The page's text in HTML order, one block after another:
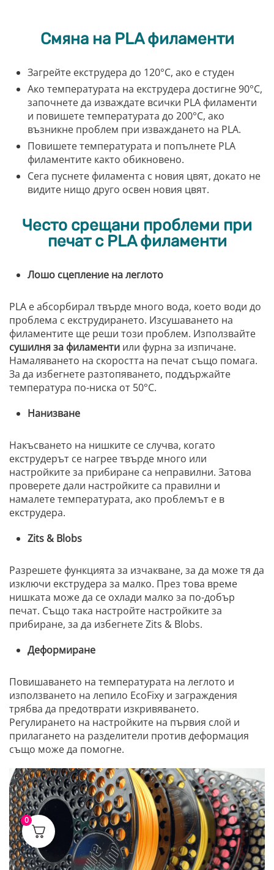
Смяна на PLA филаменти
Загрейте екструдера до 120°C, ако е студен
Ако температурата на екструдера достигне 90°C,
започнете да изваждате всички PLA филаменти
и повишете температурата до 200°C, ако
възникне проблем при изваждането на PLA.
Повишете температурата и попълнете PLA
филаментите както обикновено.
Сега пуснете филамента с новия цвят, докато не
видите нищо друго освен новия цвят.
Често срещани проблеми при
печат с PLA филаменти
Лошо сцепление на леглото
PLA е абсорбирал твърде много вода, което води до
проблема с екструдирането. Изсушаването на
филаментите ще реши този проблем. Използвайте
сушилня за филаменти или фурна за изпичане.
Намаляването на скоростта на печат също помага.
За да избегнете разтопяването, поддържайте
температура по-ниска от 50°C.
Нанизване
Накъсването на нишките се случва, когато
екструдерът се нагрее твърде много или
настройките за прибиране са неправилни. Затова
проверете дали настройките са правилни и
намалете температурата, ако проблемът е в
екструдера.
Zits & Blobs
Разрешете функцията за изчакване, за да може тя да
изключи екструдера за малко. През това време
нишката може да се охлади малко за по-добър
печат. Също така настройте настройките за
прибиране, за да избегнете Zits & Blobs.
Деформиране
Повишаването на температурата на леглото и
използването на лепило EcoFixy и заграждения
трябва да предотврати изкривяването.
Регулирането на настройките на първия слой и
прилагането на разделители против деформация
също може да помогне.
0